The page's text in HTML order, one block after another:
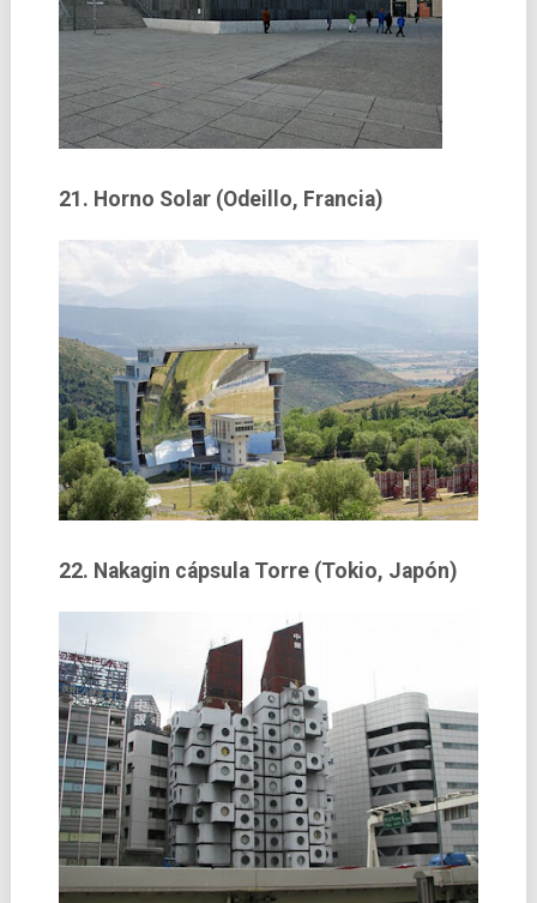
21. Horno Solar (Odeillo, Francia)
22. Nakagin cápsula Torre (Tokio, Japón)